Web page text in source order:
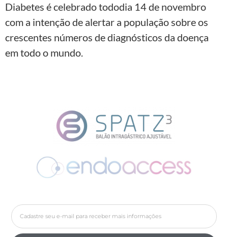
Diabetes é celebrado tododia 14 de novembro
com a intenção de alertar a população sobre os
crescentes números de diagnósticos da doença
em todo o mundo.